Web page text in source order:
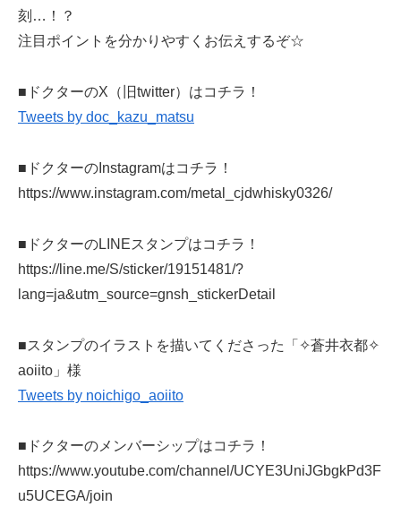
刻…！？
注目ポイントを分かりやすくお伝えするぞ☆
■ドクターのX（旧twitter）はコチラ！
Tweets by doc_kazu_matsu
■ドクターのInstagramはコチラ！
https://www.instagram.com/metal_cjdwhisky0326/
■ドクターのLINEスタンプはコチラ！
https://line.me/S/sticker/19151481/?
lang=ja&utm_source=gnsh_stickerDetail
■スタンプのイラストを描いてくださった「✧蒼井衣都✧
aoiito」様
Tweets by noichigo_aoiito
■ドクターのメンバーシップはコチラ！
https://www.youtube.com/channel/UCYE3UniJGbgkPd3F
u5UCEGA/join